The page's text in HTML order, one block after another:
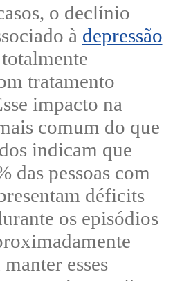
o declínio
à depressão
tratamento
impacto na
comum do que
indicam que
das pessoas com
déficits
os episódios
esses